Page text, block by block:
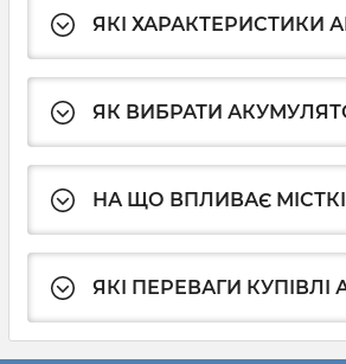
ЯКІ ХАРАКТЕРИСТИКИ
ЯК ВИБРАТИ
НА ЩО ВПЛИВАЄ
ЯКІ ПЕРЕВАГИ КУПІВЛІ